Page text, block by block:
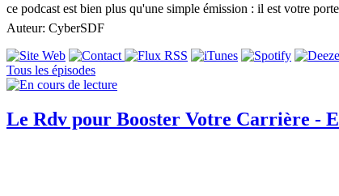
ce podcast est bien plus qu'une simple émission : il est votre
Auteur: CyberSDF
Tous les épisodes
Le Rdv pour Booster Votre Carrière -